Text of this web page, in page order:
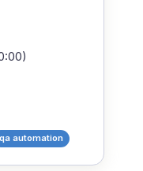
qa automation